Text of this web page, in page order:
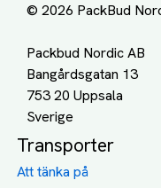
© 2026 PackBud
Packbud Nordic AB
Bangårdsgatan 13
753 20 Uppsala
Transporter
Att tänka på